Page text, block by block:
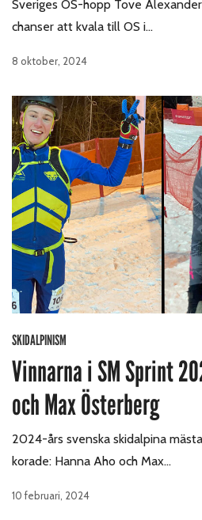
Sveriges OS-hopp Tove
chanser att kvala till OS i…
8 oktober, 2024
SKIDALPINISM
Vinnarna i SM Sprint
och Max Österberg
2024-års svenska skidalpina
korade: Hanna Aho och Max…
10 februari, 2024